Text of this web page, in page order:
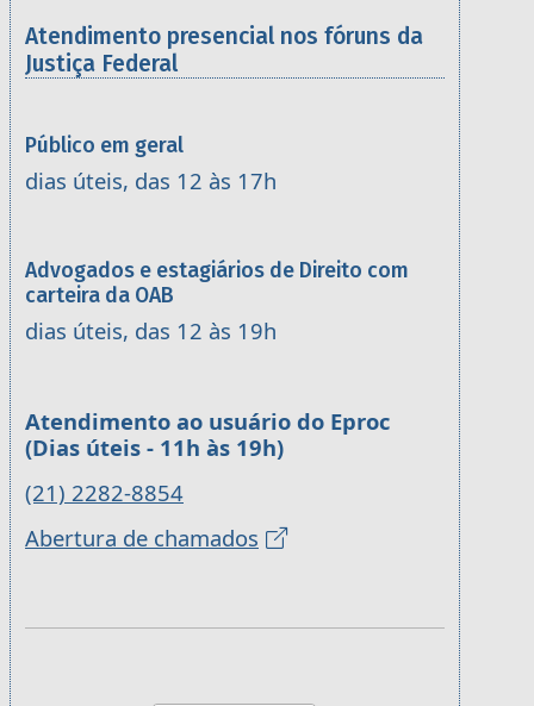
Atendimento presencial nos fóruns da
Justiça Federal
Público em geral
dias úteis, das 12 às 17h
Advogados e estagiários de Direito com
carteira da OAB
dias úteis, das 12 às 19h
Atendimento ao usuário do Eproc
(Dias úteis - 11h às 19h)
(21) 2282-8854
Abertura de chamados